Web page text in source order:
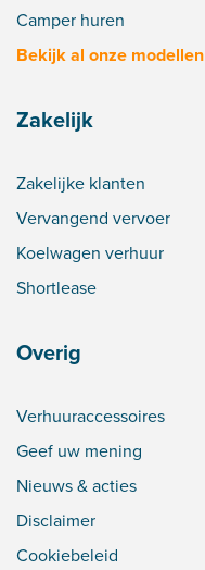
Camper huren
Bekijk al onze modellen
Zakelijk
Zakelijke klanten
Vervangend vervoer
Koelwagen verhuur
Shortlease
Overig
Verhuuraccessoires
Geef uw mening
Nieuws & acties
Disclaimer
Cookiebeleid